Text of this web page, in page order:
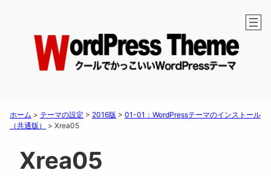
ホーム > テーマの設定 > 2016版 > 01-01：WordPressテーマのインストール
（共通版）
> Xrea05
Xrea05